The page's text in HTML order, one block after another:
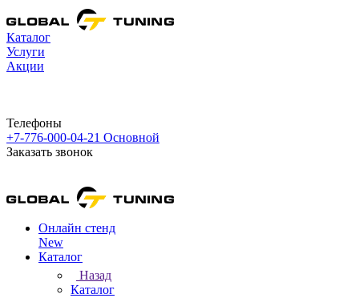
Каталог
Услуги
Акции
Телефоны
+7-776-000-04-21 Основной
Заказать звонок
Онлайн стенд
New
Каталог
Назад
Каталог